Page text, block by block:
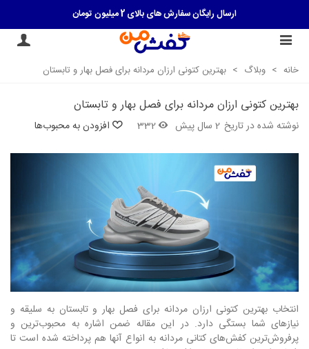
|> کلیک کنید <|ارسال رایگان سفارش های بالای 2 میلیون تومان
خانه > وبلاگ > بهترین کتونی ارزان مردانه برای فصل بهار و تابستان
بهترین کتونی ارزان مردانه برای فصل بهار و تابستان
نوشته شده در تاریخ 2 سال پیش 332 افزودن به محبوب‌ها
انتخاب بهترین کتونی ارزان مردانه برای فصل بهار و تابستان به سلیقه و
نیازهای شما بستگی دارد. در این مقاله ضمن اشاره به محبوب‌ترین و
پرفروش‌ترین کفش‌های کتانی مردانه به انواع آنها هم پرداخته شده است تا